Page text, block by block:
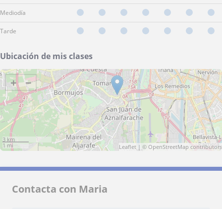
Mediodía
Tarde
Ubicación de mis clases
+ −
3 km
1 mi
Leaflet | © OpenStreetMap contributors
Contacta con Maria